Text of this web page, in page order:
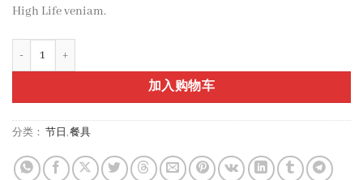
High Life veniam.
加入购物车
分类： 节日 ,餐具